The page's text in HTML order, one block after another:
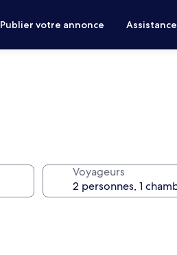
Publier votre annonce Assistance
Voyageurs